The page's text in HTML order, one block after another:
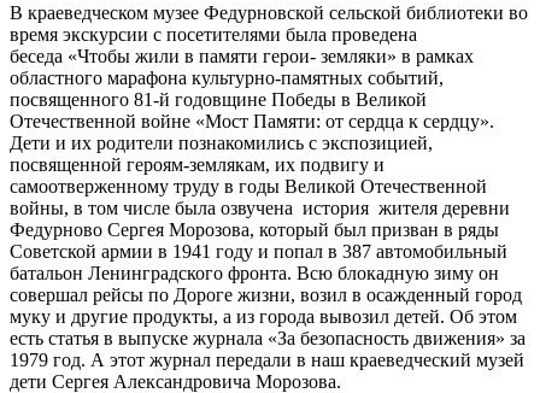
В краеведческом музее Федурновской сельской библиотеки во
время экскурсии с посетителями была проведена
беседа «Чтобы жили в памяти герои- земляки» в рамках
областного марафона культурно-памятных событий,
посвященного 81-й годовщине Победы в Великой
Отечественной войне «Мост Памяти: от сердца к сердцу».
Дети и их родители познакомились с экспозицией,
посвященной героям-землякам, их подвигу и
самоотверженному труду в годы Великой Отечественной
войны, в том числе была озвучена история жителя деревни
Федурново Сергея Морозова, который был призван в ряды
Советской армии в 1941 году и попал в 387 автомобильный
батальон Ленинградского фронта. Всю блокадную зиму он
совершал рейсы по Дороге жизни, возил в осажденный город
муку и другие продукты, а из города вывозил детей. Об этом
есть статья в выпуске журнала «За безопасность движения» за
1979 год. А этот журнал передали в наш краеведческий музей
дети Сергея Александровича Морозова.